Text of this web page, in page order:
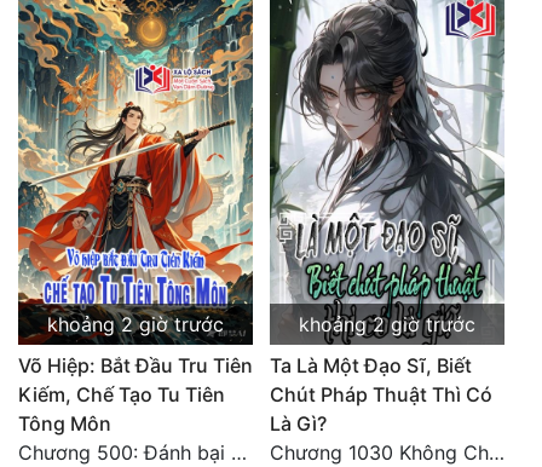
khoảng 2 giờ trước
Võ Hiệp: Bắt Đầu Tru Tiên
Kiếm, Chế Tạo Tu Tiên
Tông Môn
Chương 500: Đánh bại Quái Ngư, tiến nhập Hồng Thụ lâm
khoảng 2 giờ trước
Ta Là Một Đạo Sĩ, Biết
Chút Pháp Thuật Thì Có
Là Gì?
Chương 1030 Không Chi Hoàng Nguyên Đại Hư